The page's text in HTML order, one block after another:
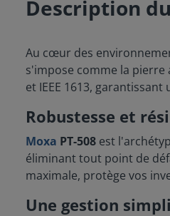
Description
Au cœur des
s'impose comme la
et IEEE 1613,
Robustesse et
Moxa PT-508 est
éliminant tout point de
maximale, protège vos
Une gestion